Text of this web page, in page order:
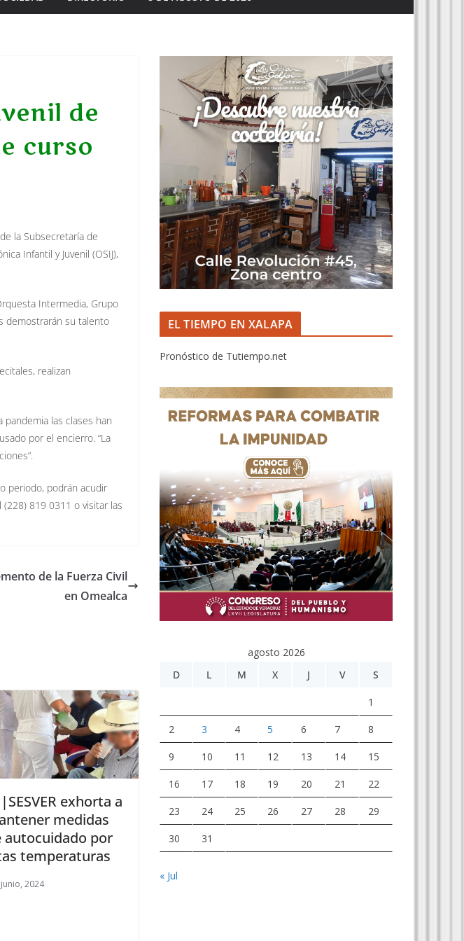
de
curso
la Subsecretaría de
Infantil y Juvenil (OSIJ),
Intermedia, Grupo
demostrarán su talento
realizan
las clases han
por el encierro. “La
periodo, podrán acudir
819 0311 o visitar las
de la Fuerza Civil
en Omealca
exhorta a
medidas
autocuidado por
temperaturas
2024
EL TIEMPO EN XALAPA
Pronóstico de Tutiempo.net
agosto 2026
D
L M X J V S
1
2 3 4 5 6 7 8
9 10 11 12 13 14 15
16 17 18 19 20 21 22
23 24 25 26 27 28 29
30 31
« Jul